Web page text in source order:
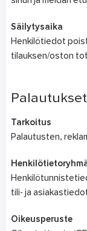
Säilytysaika
Henkilötiedot
tilauksen/oston
Tarkoitus
Palautusten,
tili- ja
Oikeusperuste